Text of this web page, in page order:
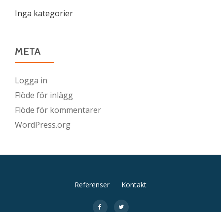
Inga kategorier
META
Logga in
Flöde för inlägg
Flöde för kommentarer
WordPress.org
SekundärReferenser Kontakt
fa-
fa-